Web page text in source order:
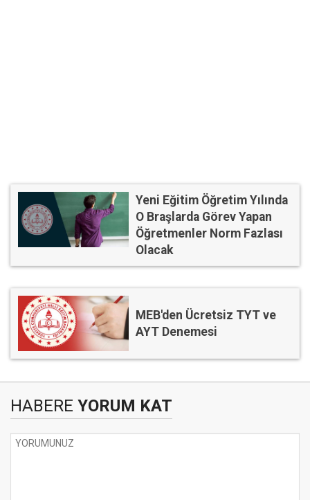
Yeni Eğitim Öğretim Yılında
O Braşlarda Görev Yapan
Öğretmenler Norm Fazlası
Olacak
MEB'den Ücretsiz TYT ve
AYT Denemesi
HABERE YORUM KAT